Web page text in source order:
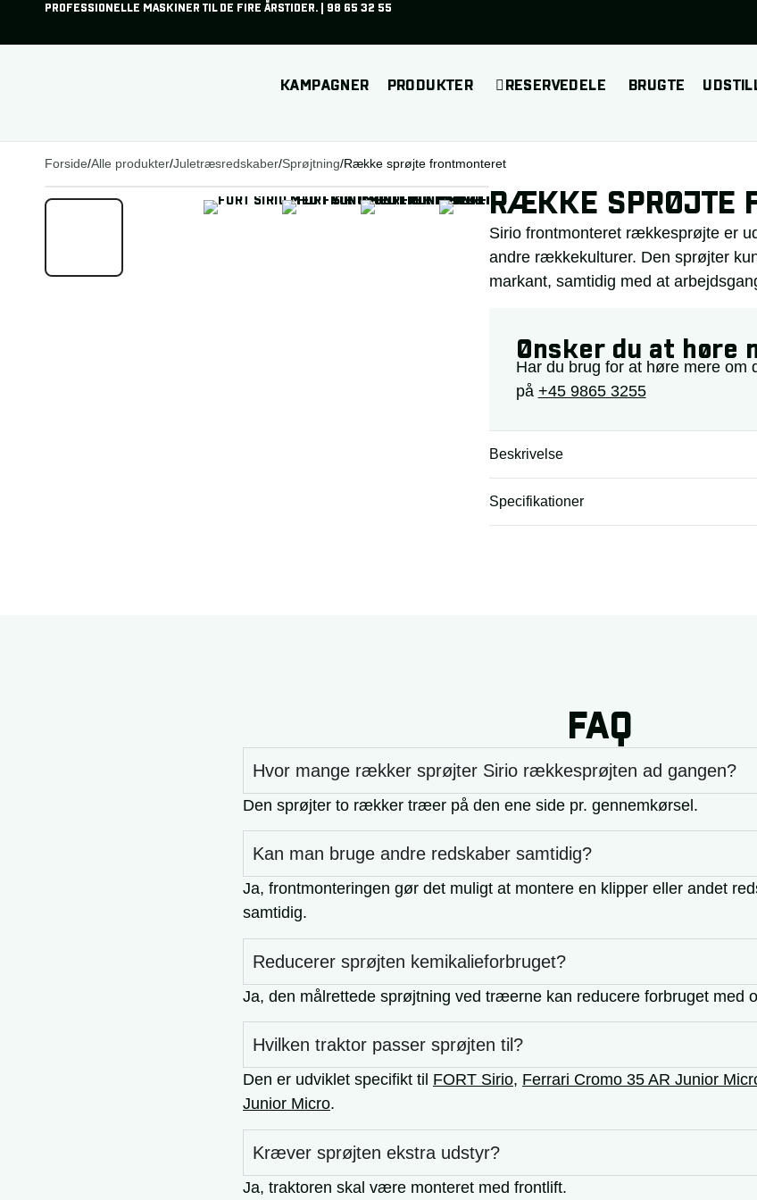
PROFESSIONELLE MASKINER TIL DE FIRE ÅRSTIDER.| 98 65 32 55
0,00 kr.
GÅ TIL SIKKER BETALING SE KURV
KAMPAGNER PRODUKTER RESERVEDELE BRUGTE
Forside/Alle produkter/Juletræsredskaber/Sprøjtning/Række sprøjte frontmonteret
RÆKKE SPRØJTE
Sirio frontmonteret rækkesprøjte er
andre rækkekulturer. Den sprøjter
markant, samtidig med at
Ønsker du at høre
Har du brug for at høre mere om
på +45 9865 3255
Beskrivelse
Specifikationer
FAQ
Hvor mange rækker sprøjter Sirio rækkesprøjten ad gangen?
Den sprøjter to rækker træer på den ene side pr. gennemkørsel.
Kan man bruge andre redskaber samtidig?
Ja, frontmonteringen gør det muligt at montere en klipper eller andet
samtidig.
Reducerer sprøjten kemikalieforbruget?
Ja, den målrettede sprøjtning ved træerne kan reducere forbruget med
Hvilken traktor passer sprøjten til?
Den er udviklet specifikt til FORT Sirio, Ferrari Cromo 35 AR Junior
Junior Micro.
Kræver sprøjten ekstra udstyr?
Ja, traktoren skal være monteret med frontlift.